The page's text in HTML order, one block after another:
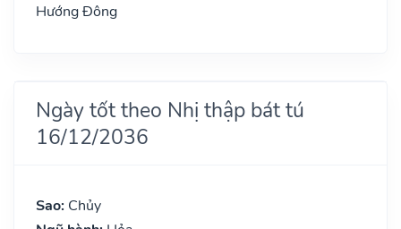
Hướng Đông
Ngày tốt theo Nhị thập bát tú
16/12/2036
Sao: Chủy